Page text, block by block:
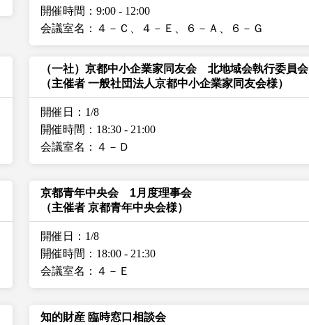
開催時間：9:00 - 12:00
会議室名：４－Ｃ、４－Ｅ、６－Ａ、６－Ｇ
（一社）京都中小企業家同友会 北地域会執行委員会
（主催者 一般社団法人京都中小企業家同友会様）
開催日：1/8
開催時間：18:30 - 21:00
会議室名：４－Ｄ
京都青年中央会 1月度理事会
（主催者 京都青年中央会様）
開催日：1/8
開催時間：18:00 - 21:30
会議室名：４－Ｅ
知的財産 臨時窓口相談会